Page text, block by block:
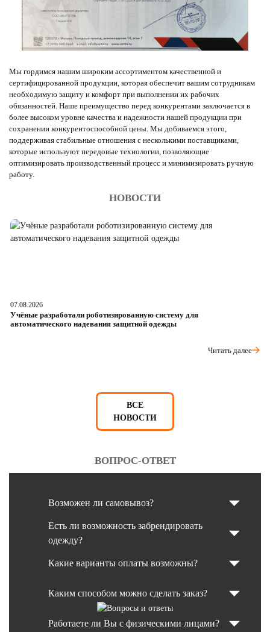
Мы гордимся нашим широким ассортиментом качественной и
сертифицированной продукции, которая обеспечит вашим сотрудникам
необходимую защиту и комфорт при выполнении их рабочих
обязанностей. Наше преимущество перед конкурентами заключается в
более высоком уровне качества и надежности нашей продукции при
сохранении конкурентоспособной цены. Мы добиваемся этого,
поддерживая стабильные отношения с несколькими поставщиками,
которые используют передовые технологии, позволяющие
оптимизировать производственный процесс и минимизировать ручную
работу.
НОВОСТИ
07.08.2026
Учёные разработали роботизированную систему для
автоматического надевания защитной одежды
Читать далее
ВСЕ
НОВОСТИ
ВОПРОС-ОТВЕТ
Возможен ли самовывоз?
Есть ли возможность забрендировать
одежду?
Какие варианты оплаты возможны?
Каким способом можно сделать заказ?
Работаете ли Вы с физическими лицами?